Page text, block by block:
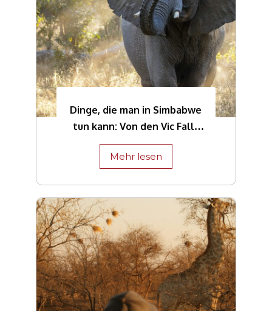
Dinge, die man in Simbabwe
tun kann: Von den Vic Falls
zum Hwange National Park
Mehr lesen